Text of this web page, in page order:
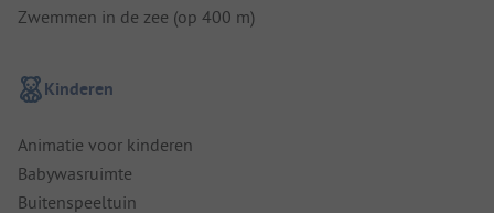
Zwemmen in de zee (op 400 m)
Kinderen
Animatie voor kinderen
Babywasruimte
Buitenspeeltuin